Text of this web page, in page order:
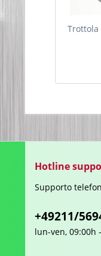
Trottola
Hotline
Supporto
+49211/
lun-ven, 09:00h